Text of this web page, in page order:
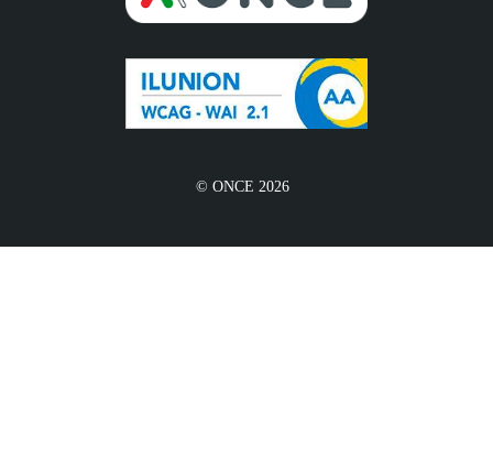
© ONCE 2026